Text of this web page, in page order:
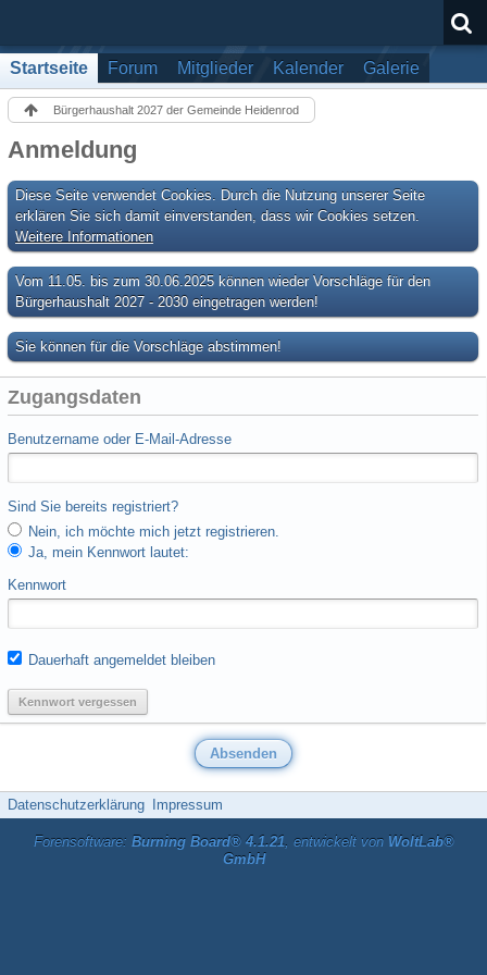
Startseite Forum Mitglieder Kalender Galerie
Bürgerhaushalt 2027 der Gemeinde Heidenrod
Anmeldung
Diese Seite verwendet Cookies. Durch die Nutzung unserer Seite
erklären Sie sich damit einverstanden, dass wir Cookies setzen.
Weitere Informationen
Vom 11.05. bis zum 30.06.2025 können wieder Vorschläge für den
Bürgerhaushalt 2027 - 2030 eingetragen werden!
Sie können für die Vorschläge abstimmen!
Zugangsdaten
Benutzername oder E-Mail-Adresse
Sind Sie bereits registriert?
Nein, ich möchte mich jetzt registrieren.
Ja, mein Kennwort lautet:
Kennwort
Dauerhaft angemeldet bleiben
Kennwort vergessen
Datenschutzerklärung Impressum
Forensoftware: Burning Board® 4.1.21, entwickelt von WoltLab®
GmbH